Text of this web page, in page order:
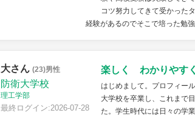
コツ努力してきて受かった
経験があるのでそこで培った勉
大さん (23)男性
防衛大学校
理工学部
最終ログイン:2026-07-28
楽しく わかりやすく
はじめまして。プロフィー
大学校を卒業し、これまで
た。学生時代には日々の学